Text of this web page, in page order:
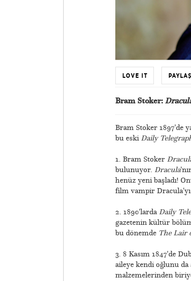
LOVE IT PAYLAŞ
Bram Stoker:
Bram Stoker 1897'de
bu eskiDaily
1. Bram Stoker
bulunuyor. Dracula
henüz yeni başladı!
film vampir Dracula'yı
2. 1890'lardaDaily
gazetenin kültür
bu dönemde The Lair
3. 8 Kasım 1847'de
aileye kendi oğlunu
malzemelerinden